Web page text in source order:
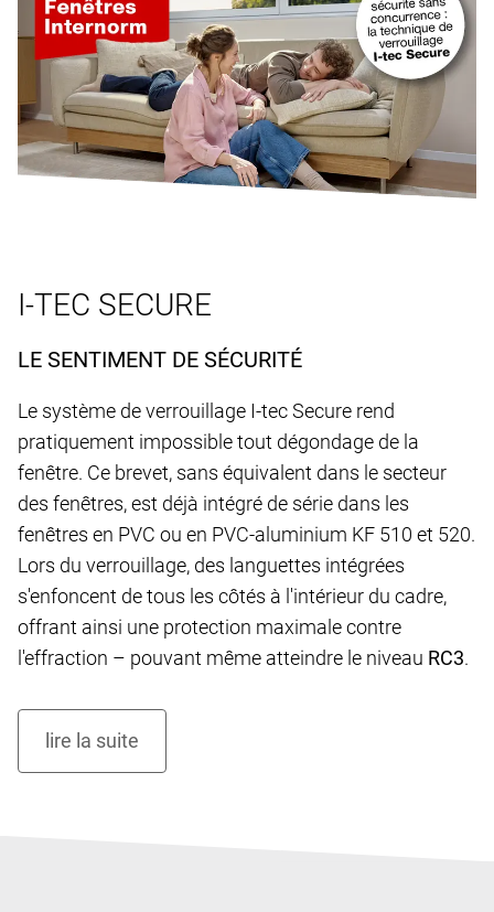
I-TEC SECURE
LE SENTIMENT DE SÉCURITÉ
Le système de verrouillage I-tec Secure rend
pratiquement impossible tout dégondage de la
fenêtre. Ce brevet, sans équivalent dans le secteur
des fenêtres, est déjà intégré de série dans les
fenêtres en PVC ou en PVC-aluminium KF 510 et 520.
Lors du verrouillage, des languettes intégrées
s'enfoncent de tous les côtés à l'intérieur du cadre,
offrant ainsi une protection maximale contre
l'effraction – pouvant même atteindre le niveau RC3.